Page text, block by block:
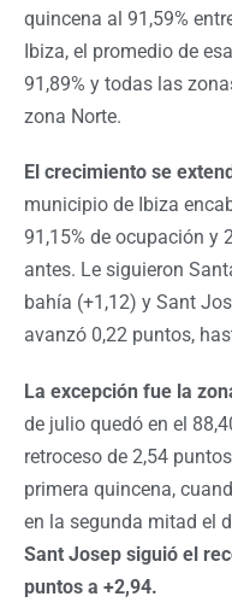
quincena al 91,59%
Ibiza, el promedio de
91,89% y todas las
zona Norte.
El crecimiento se
municipio de Ibiza
91,15% de ocupación y
antes. Le siguieron
bahía (+1,12) y Sant
avanzó 0,22 puntos,
La excepción fue la
de julio quedó en el
retroceso de 2,54
primera quincena,
en la segunda mitad el
Sant Josep siguió el
puntos a +2,94.